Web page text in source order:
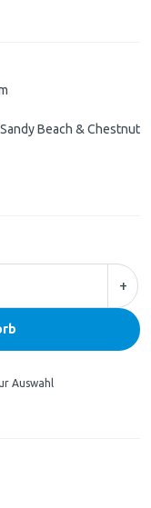
Beach & Chestnut
+
Auswahl